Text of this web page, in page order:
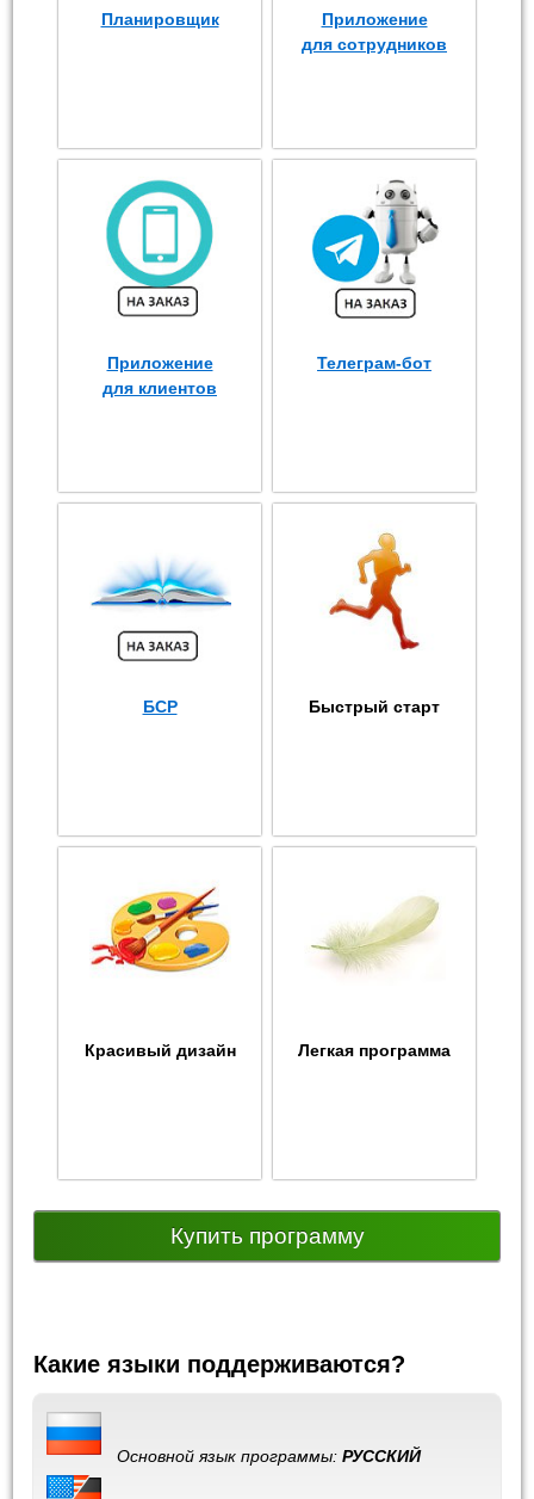
Планировщик
Приложение
для сотрудников
Приложение
для клиентов
Телеграм-бот
БСР Быстрый старт
Красивый дизайн Легкая программа
Купить программу
Какие языки поддерживаются?
Основной язык программы:РУССКИЙ